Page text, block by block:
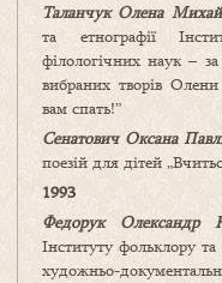
Таланчук Олена
та етнографії
філологічних наук –
вибраних творів
вам спать!”
Сенатович Оксана
поезій для дітей
1993
Федорук Олександр
Інституту фольклору
художньо-